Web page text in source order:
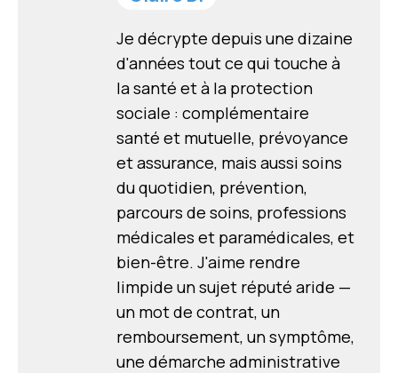
Je décrypte depuis une dizaine
d'années tout ce qui touche à
la santé et à la protection
sociale : complémentaire
santé et mutuelle, prévoyance
et assurance, mais aussi soins
du quotidien, prévention,
parcours de soins, professions
médicales et paramédicales, et
bien-être. J'aime rendre
limpide un sujet réputé aride —
un mot de contrat, un
remboursement, un symptôme,
une démarche administrative